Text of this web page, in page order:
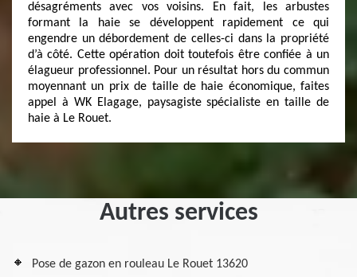
désagréments avec vos voisins. En fait, les arbustes
formant la haie se développent rapidement ce qui
engendre un débordement de celles-ci dans la propriété
d’à côté. Cette opération doit toutefois être confiée à un
élagueur professionnel. Pour un résultat hors du commun
moyennant un prix de taille de haie économique, faites
appel à WK Elagage, paysagiste spécialiste en taille de
haie à Le Rouet.
Autres services
Pose de gazon en rouleau Le Rouet 13620